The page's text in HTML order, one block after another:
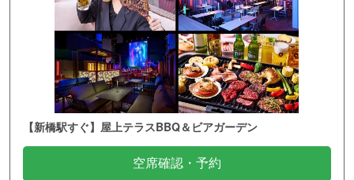
【新橋駅すぐ】屋上テラスBBQ＆ビアガーデン
空席確認・予約